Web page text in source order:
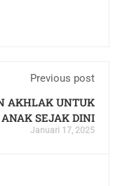
Previous post
AKHLAK UNTUK
ANAK SEJAK DINI
Januari 17, 2025